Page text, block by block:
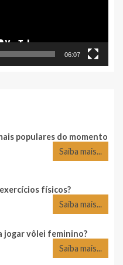
06:07
populares do momento
Saiba mais...
físicos?
Saiba mais...
jogar vôlei feminino?
Saiba mais...